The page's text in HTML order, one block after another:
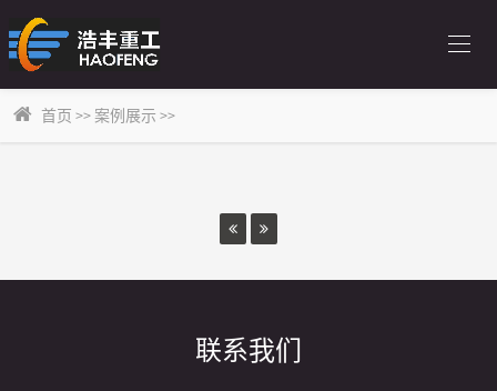
首页 >>案例展示 >>
联系我们